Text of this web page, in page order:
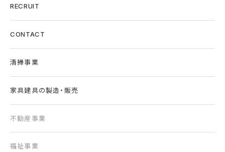
RECRUIT
CONTACT
清掃事業
家具建具の製造・販売
不動産事業
福祉事業